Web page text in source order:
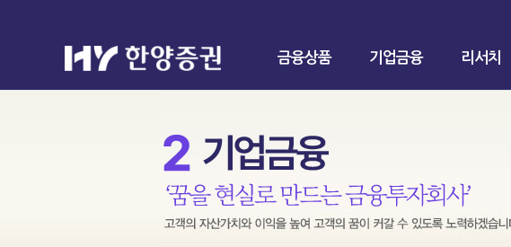
금융상품 기업금융 리서치